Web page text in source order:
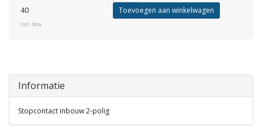
40
Incl. btw
Toevoegen aan winkelwagen
Informatie
Stopcontact inbouw 2-polig